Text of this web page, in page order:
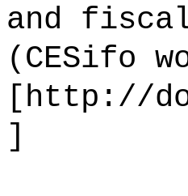
and
(CESifo
[http://
]